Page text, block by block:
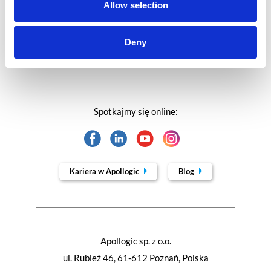
Allow selection
Deny
Apollogic sp. z o.o.
ul. Rubież 46, 61-612 Poznań, Polska
Spotkajmy się online:
Kariera w Apollogic Blog